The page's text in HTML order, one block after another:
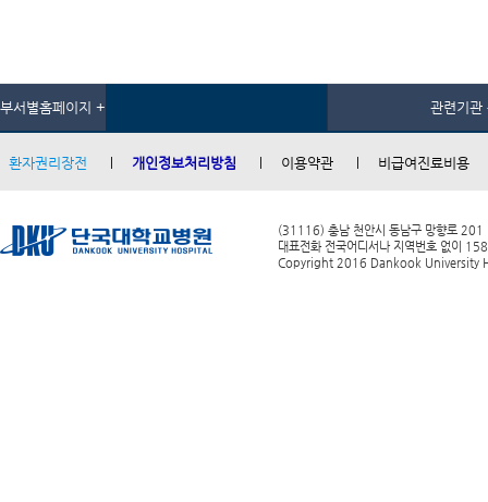
부서별홈페이지 + 관련기관
환자권리장전 개인정보처리방침 이용약관 비급여진료비용
(31116) 충남 천안시 동남구 망향로 201
대표전화 전국어디서나 지역번호 없이
Copyright 2016 Dankook University